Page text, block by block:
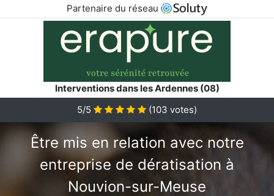
Partenaire du réseau
Interventions dans les Ardennes (08)
5/5
(103 votes)
Être mis en relation avec notre
entreprise de dératisation à
Nouvion-sur-Meuse